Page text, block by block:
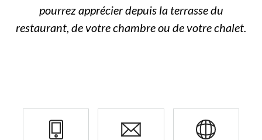
pourrez apprécier depuis la terrasse du
restaurant, de votre chambre ou de votre chalet.